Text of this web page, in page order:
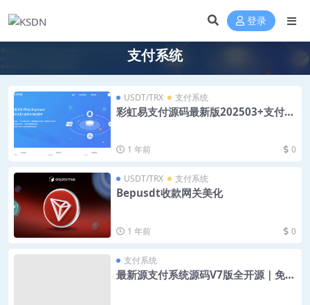
登录
支付系统
USDT/TRX 支付系统
彩虹易支付源码最新版202503+支付界
1 年前 0
USDT/TRX 支付系统
Bepusdt收款网关美化
1 年前 0
支付系统
最新源支付系统源码V7版全开源｜免授